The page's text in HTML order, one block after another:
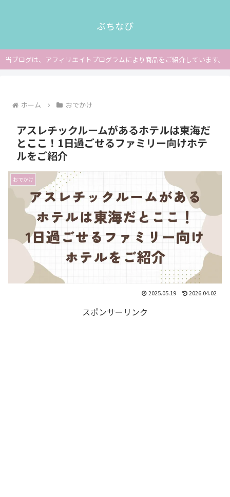
ぷちなび
当ブログは、アフィリエイトプログラムにより商品をご紹介しています。
ホーム おでかけ
アスレチックルームがあるホテルは東海だ
とここ！1日過ごせるファミリー向けホテ
ルをご紹介
おでかけ
2025.05.19 2026.04.02
スポンサーリンク